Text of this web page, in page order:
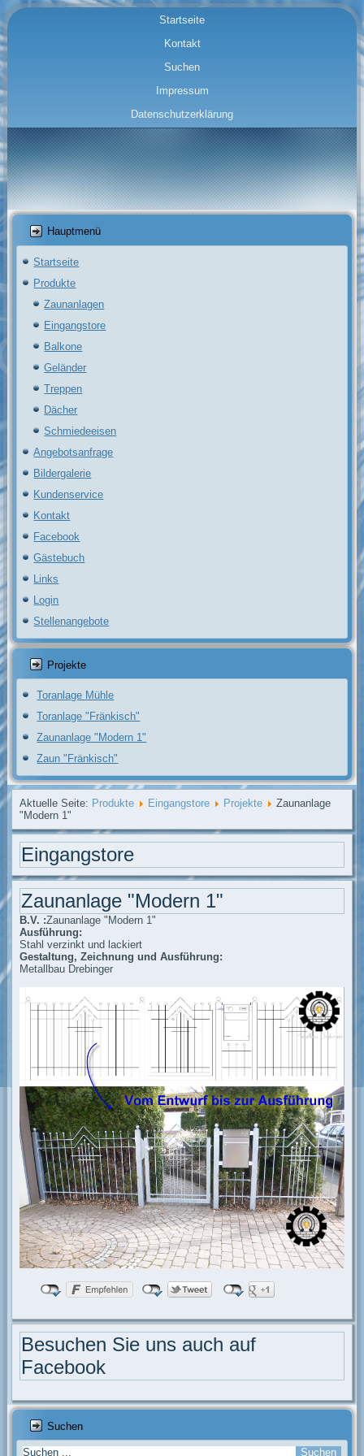
Startseite
Kontakt
Suchen
Impressum
Datenschutzerklärung
Hauptmenü
Startseite
Produkte
Zaunanlagen
Eingangstore
Balkone
Geländer
Treppen
Dächer
Schmiedeeisen
Angebotsanfrage
Bildergalerie
Kundenservice
Kontakt
Facebook
Gästebuch
Links
Login
Stellenangebote
Projekte
Toranlage Mühle
Toranlage "Fränkisch"
Zaunanlage "Modern 1"
Zaun "Fränkisch"
Aktuelle Seite: Produkte Eingangstore Projekte
Zaunanlage
"Modern 1"
Eingangstore
Zaunanlage "Modern 1"
B.V. :Zaunanlage "Modern 1"
Ausführung:
Stahl verzinkt und lackiert
Gestaltung, Zeichnung und Ausführung:
Metallbau Drebinger
Besuchen Sie uns auch auf
Facebook
Suchen